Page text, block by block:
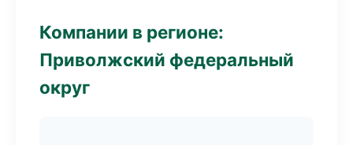
Компании в регионе:
Приволжский федеральный
округ